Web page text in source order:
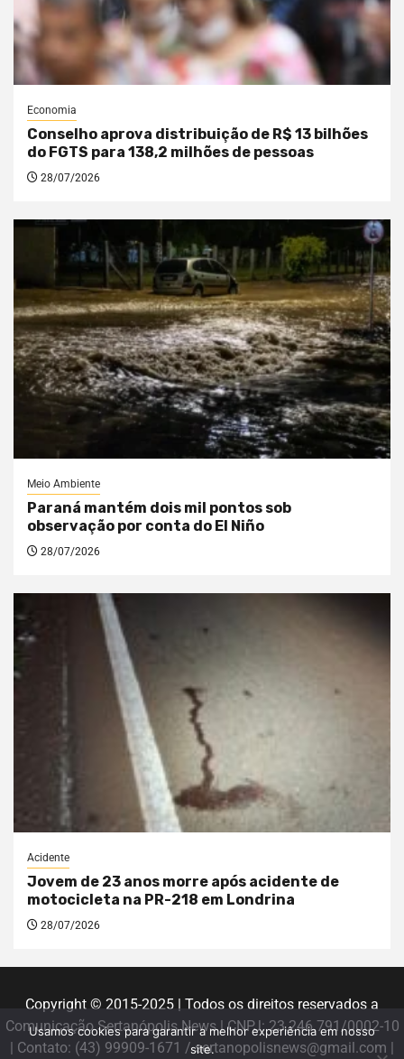
Economia
Conselho aprova distribuição de R$ 13 bilhões
do FGTS para 138,2 milhões de pessoas
28/07/2026
Meio Ambiente
Paraná mantém dois mil pontos sob
observação por conta do El Niño
28/07/2026
Acidente
Jovem de 23 anos morre após acidente de
motocicleta na PR-218 em Londrina
28/07/2026
Copyright © 2015-2025 | Todos os direitos reservados a
Comunicação Sertanópolis News | CNPJ: 23.246.791/0002-10
| Contato: (43) 99909-1671 / sertanopolisnews@gmail.com |
Usamos cookies para garantir a melhor experiência em nosso
site.